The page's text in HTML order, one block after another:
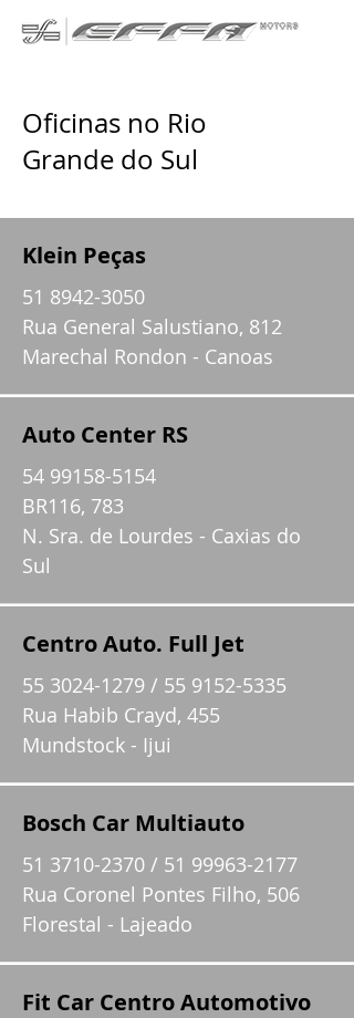
Oficinas no Rio
Grande do Sul
Klein Peças
51 8942-3050
Rua General Salustiano, 812
Marechal Rondon - Canoas
Auto Center RS
54 99158-5154
BR116, 783
N. Sra. de Lourdes - Caxias do
Sul
Centro Auto. Full Jet
55 3024-1279 / 55 9152-5335
Rua Habib Crayd, 455
Mundstock - Ijui
Bosch Car Multiauto
51 3710-2370 / 51 99963-2177
Rua Coronel Pontes Filho, 506
Florestal - Lajeado
Fit Car Centro Automotivo